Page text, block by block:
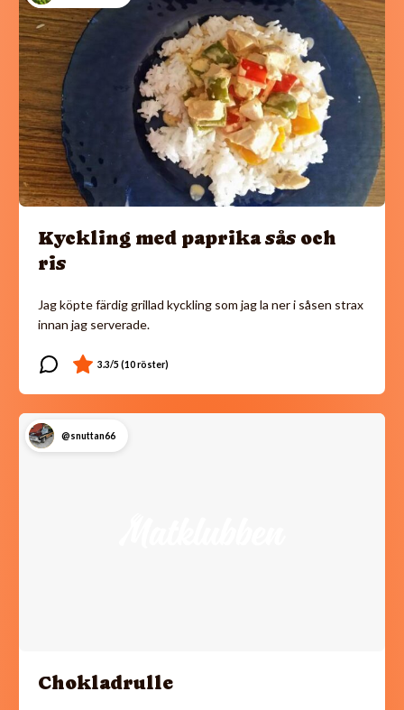
Kyckling med paprika sås och
ris
Jag köpte färdig grillad kyckling som jag la ner i såsen strax
innan jag serverade.
@snuttan66
Chokladrulle